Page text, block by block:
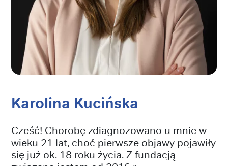
Karolina Kucińska
Cześć! Chorobę zdiagnozowano u mnie w
wieku 21 lat, choć pierwsze objawy pojawiły
się już ok. 18 roku życia. Z fundacją